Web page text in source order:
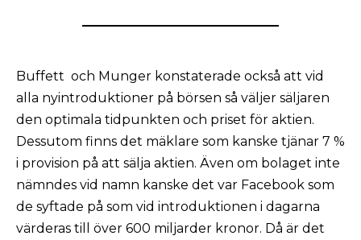
Buffett och Munger konstaterade också att vid
alla nyintroduktioner på börsen så väljer säljaren
den optimala tidpunkten och priset för aktien.
Dessutom finns det mäklare som kanske tjänar 7 %
i provision på att sälja aktien. Även om bolaget inte
nämndes vid namn kanske det var Facebook som
de syftade på som vid introduktionen i dagarna
värderas till över 600 miljarder kronor. Då är det